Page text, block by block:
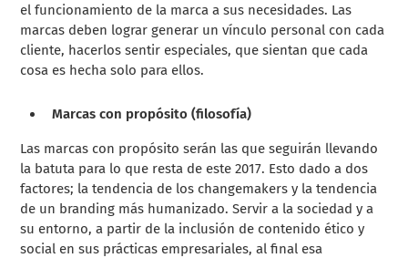
el funcionamiento de la marca a sus necesidades. Las
marcas deben lograr generar un vínculo personal con cada
cliente, hacerlos sentir especiales, que sientan que cada
cosa es hecha solo para ellos.
Marcas con propósito (filosofía)
Las marcas con propósito serán las que seguirán llevando
la batuta para lo que resta de este 2017. Esto dado a dos
factores; la tendencia de los changemakers y la tendencia
de un branding más humanizado.Servir a la sociedad y a
su entorno, a partir de la inclusión de contenido ético y
social en sus prácticas empresariales, al final esa